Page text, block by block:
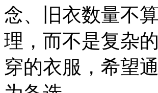
念、旧衣数量不
理，而不是复杂
穿的衣服，希望